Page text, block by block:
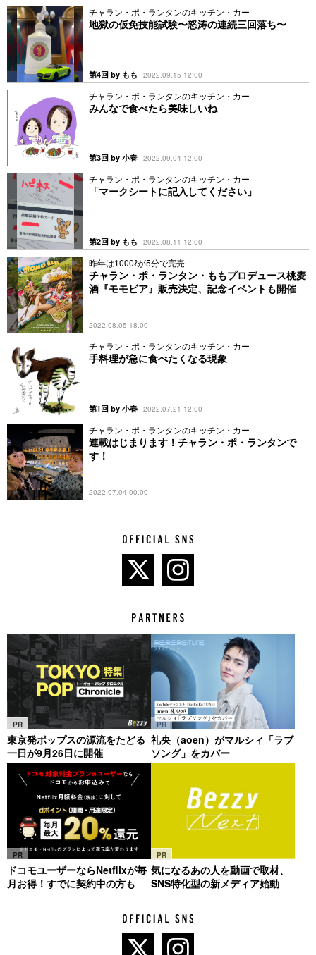
チャラン・ポ・ランタンのキッチン・カー
地獄の仮免技能試験〜怒涛の連続三回落ち〜
第4回 by もも 2022.09.15 12:00
チャラン・ポ・ランタンのキッチン・カー
みんなで食べたら美味しいね
第3回 by 小春 2022.09.04 12:00
チャラン・ポ・ランタンのキッチン・カー
「マークシートに記入してください」
第2回 by もも 2022.08.11 12:00
昨年は1000ℓが5分で完売
チャラン・ポ・ランタン・ももプロデュース桃麦
酒『モモビア』販売決定、記念イベントも開催
2022.08.05 18:00
チャラン・ポ・ランタンのキッチン・カー
手料理が急に食べたくなる現象
第1回 by 小春 2022.07.21 12:00
チャラン・ポ・ランタンのキッチン・カー
連載はじまります！チャラン・ポ・ランタンで
す！
2022.07.04 00:00
PR
東京発ポップスの源流をたどる
一日が9月26日に開催
PR
礼央（aoen）がマルシィ「ラブ
ソング」をカバー
PR
ドコモユーザーならNetflixが毎
月お得！すでに契約中の方も
PR
気になるあの人を動画で取材、
SNS特化型の新メディア始動